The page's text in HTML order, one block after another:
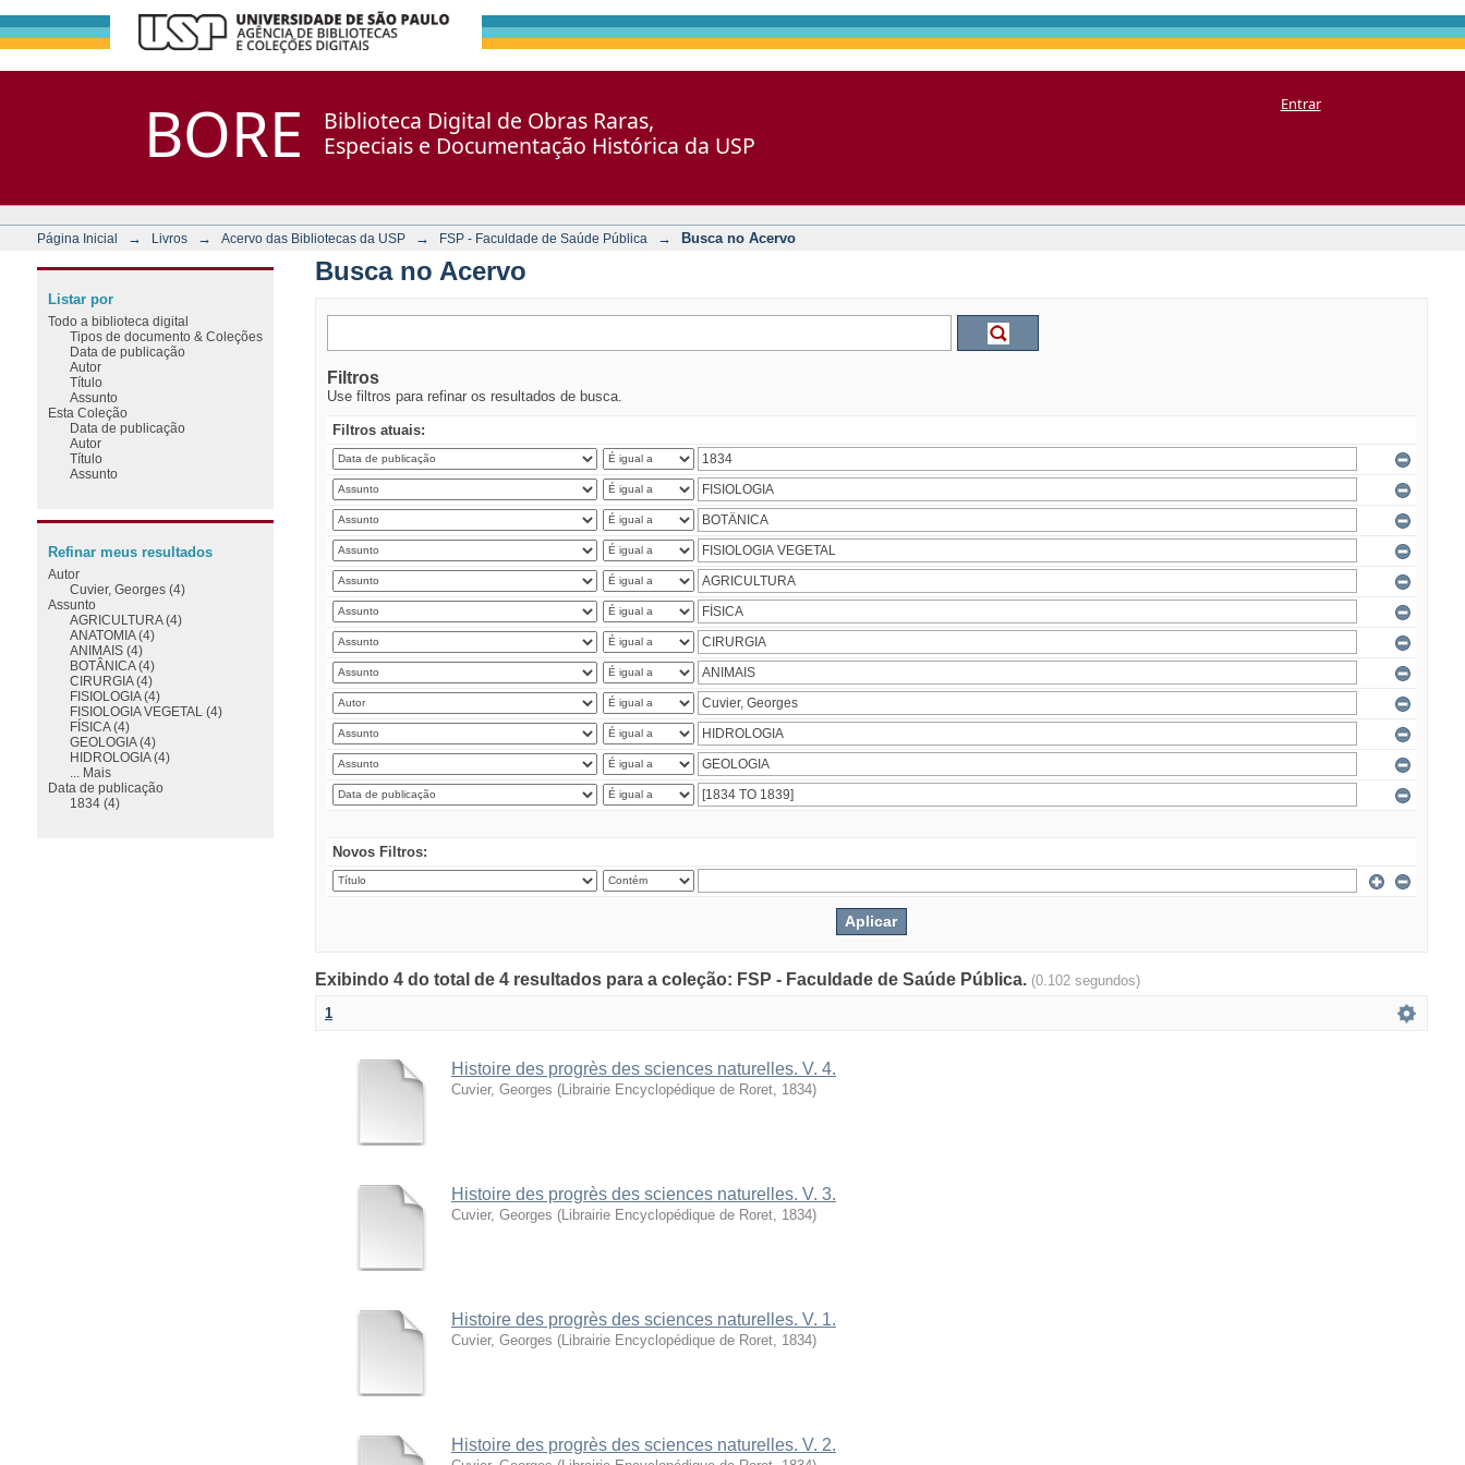
BORE
Biblioteca Digital de Obras Raras,
Especiais e Documentação Histórica da USP
Entrar
Página Inicial → Livros → Acervo das Bibliotecas da USP → FSP - Faculdade de Saúde Pública → Busca no Acervo
Busca no Acervo
Filtros
Use filtros para refinar os resultados de busca.
Filtros atuais:
Novos Filtros:
Exibindo 4 do total de 4 resultados para a coleção: FSP - Faculdade de Saúde Pública. (0.102 segundos)
1
Histoire des progrès des sciences naturelles. V. 4.
Cuvier, Georges (Librairie Encyclopédique de Roret, 1834)
Histoire des progrès des sciences naturelles. V. 3.
Cuvier, Georges (Librairie Encyclopédique de Roret, 1834)
Histoire des progrès des sciences naturelles. V. 1.
Cuvier, Georges (Librairie Encyclopédique de Roret, 1834)
Histoire des progrès des sciences naturelles. V. 2.
Listar por
Todo a biblioteca digital
Tipos de documento & Coleções
Data de publicação
Autor
Título
Assunto
Esta Coleção
Data de publicação
Autor
Título
Assunto
Refinar meus resultados
Autor
Cuvier, Georges (4)
Assunto
AGRICULTURA (4)
ANATOMIA (4)
ANIMAIS (4)
BOTÂNICA (4)
CIRURGIA (4)
FISIOLOGIA (4)
FISIOLOGIA VEGETAL (4)
FÍSICA (4)
GEOLOGIA (4)
HIDROLOGIA (4)
... Mais
Data de publicação
1834 (4)